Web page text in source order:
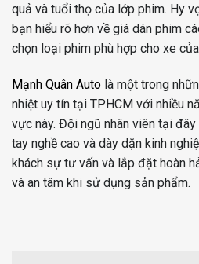
quả và tuổi thọ của lớp phim. Hy
bạn hiểu rõ hơn về giá dán phim
chọn loại phim phù hợp cho xe
Mạnh Quân Auto là một trong
nhiệt uy tín tại TPHCM với nhiều
vực này. Đội ngũ nhân viên tại
tay nghề cao và dày dặn kinh
khách sự tư vấn và lắp đặt hoàn
và an tâm khi sử dụng sản phẩm.